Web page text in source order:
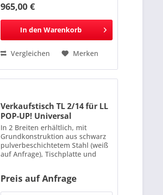
965,00 €
In den Warenkorb
Vergleichen Merken
Verkaufstisch TL 2/14 für LL
POP-UP! Universal
In 2 Breiten erhältlich, mit
Grundkonstruktion aus schwarz
pulverbeschichtetem Stahl (weiß
auf Anfrage), Tischplatte und
Dekoren erhältlich. Maße: 1400 x
760 x 550 mm Bitte bei...
Preis auf Anfrage